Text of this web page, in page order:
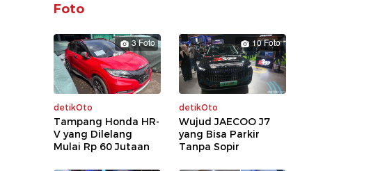
Foto
3 Foto
detikOto
Tampang Honda HR-
V yang Dilelang
Mulai Rp 60 Jutaan
10 Foto
detikOto
Wujud JAECOO J7
yang Bisa Parkir
Tanpa Sopir